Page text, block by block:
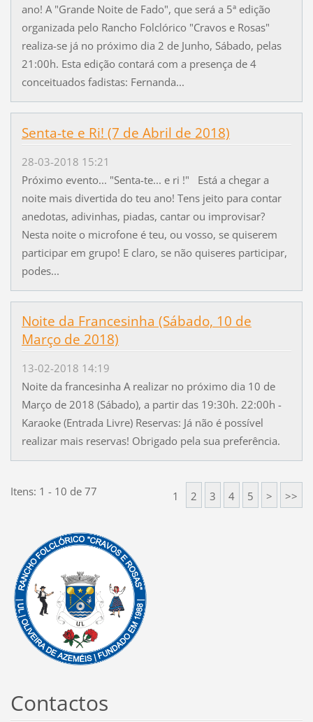
ano! A "Grande Noite de Fado", que será a 5ª edição
organizada pelo Rancho Folclórico "Cravos e Rosas"
realiza-se já no próximo dia 2 de Junho, Sábado, pelas
21:00h. Esta edição contará com a presença de 4
conceituados fadistas: Fernanda...
Senta-te e Ri! (7 de Abril de 2018)
28-03-2018 15:21
Próximo evento... "Senta-te... e ri !" Está a chegar a
noite mais divertida do teu ano! Tens jeito para contar
anedotas, adivinhas, piadas, cantar ou improvisar?
Nesta noite o microfone é teu, ou vosso, se quiserem
participar em grupo! E claro, se não quiseres participar,
podes...
Noite da Francesinha (Sábado, 10 de
Março de 2018)
13-02-2018 14:19
Noite da francesinha A realizar no próximo dia 10 de
Março de 2018 (Sábado), a partir das 19:30h. 22:00h -
Karaoke (Entrada Livre) Reservas: Já não é possível
realizar mais reservas! Obrigado pela sua preferência.
Itens: 1 - 10 de 77 1 2 3 4 5 > >>
Contactos